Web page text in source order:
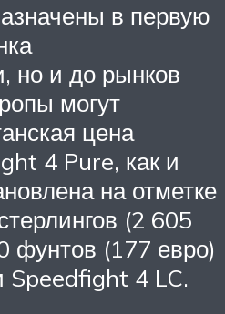
в первую
но и до рынков
могут
цена
4 Pure, как и
на отметке
(2 605
фунтов (177 евро)
Speedfight 4 LC.